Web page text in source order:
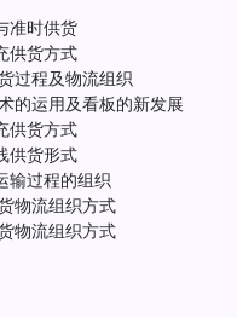
准时供货
供货方式
过程及物流组织
的运用及看板的新发展
供货方式
供货形式
输过程的组织
物流组织方式
物流组织方式